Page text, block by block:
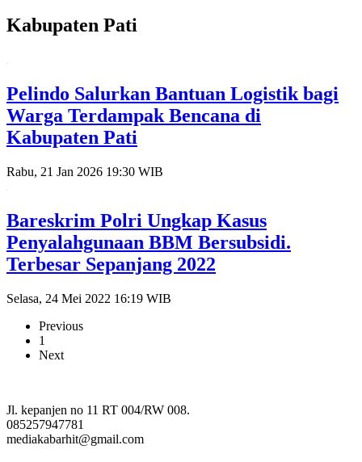
Kabupaten Pati
Pelindo Salurkan Bantuan Logistik bagi
Warga Terdampak Bencana di
Kabupaten Pati
Rabu, 21 Jan 2026 19:30 WIB
Bareskrim Polri Ungkap Kasus
Penyalahgunaan BBM Bersubsidi.
Terbesar Sepanjang 2022
Selasa, 24 Mei 2022 16:19 WIB
Previous
1
Next
Jl. kepanjen no 11 RT 004/RW 008.
085257947781
mediakabarhit@gmail.com